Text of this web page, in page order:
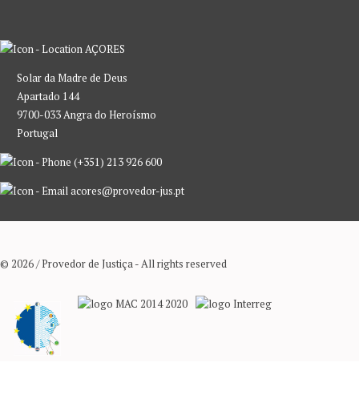
AÇORES
Solar da Madre de Deus
Apartado 144
9700-033 Angra do Heroísmo
Portugal
(+351) 213 926 600
acores@provedor-jus.pt
© 2026 / Provedor de Justiça - All rights reserved